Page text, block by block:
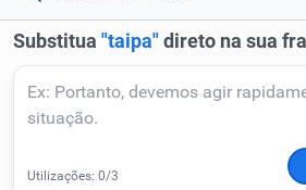
Resumir Texto
Corrigir Texto
Detector de IA